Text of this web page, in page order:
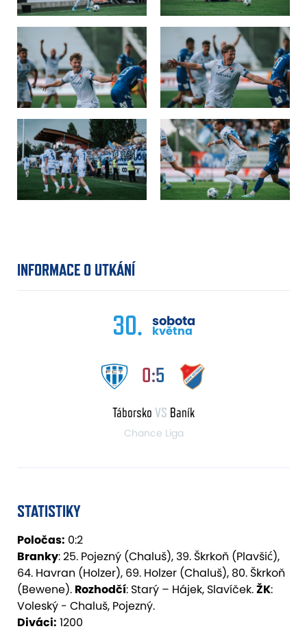
INFORMACE O UTKÁNÍ
30. sobota
května
0:5
Táborsko VS Baník
Chance Liga
STATISTIKY
Poločas: 0:2
Branky: 25. Pojezný (Chaluš), 39. Škrkoň (Plavšić),
64. Havran (Holzer), 69. Holzer (Chaluš), 80. Škrkoň
(Bewene). Rozhodčí: Starý – Hájek, Slavíček.ŽK:
Voleský - Chaluš, Pojezný.
Diváci: 1200